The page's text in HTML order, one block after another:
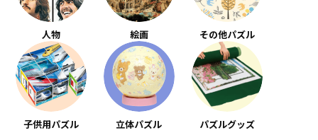
人物 絵画 その他パズル
子供用パズル 立体パズル パズルグッズ